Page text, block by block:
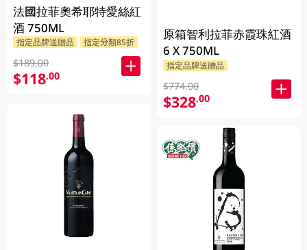
法國拉菲奧希耶特愛絲紅
酒 750ML
指定品牌送贈品 指定分類85折
$189.00
$118.00
原箱智利拉菲赤霞珠紅酒
6 X 750ML
指定品牌送贈品
$774.00
$328.00